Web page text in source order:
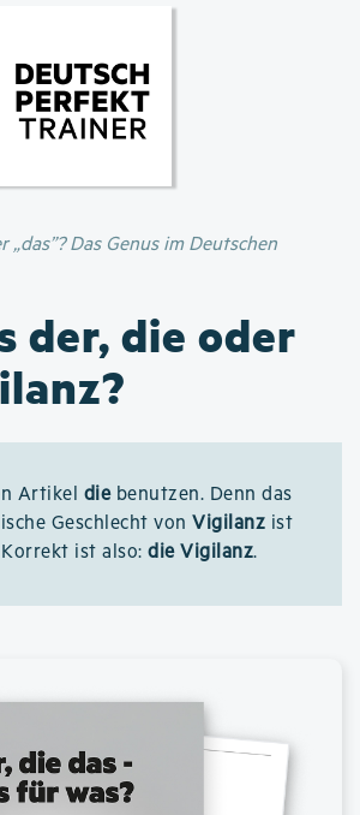
Inhalt
„das”? Das Genus im Deutschen
der, die oder
Artikel diebenutzen. Denn das
Geschlecht von Vigilanz ist
ist also: die Vigilanz.